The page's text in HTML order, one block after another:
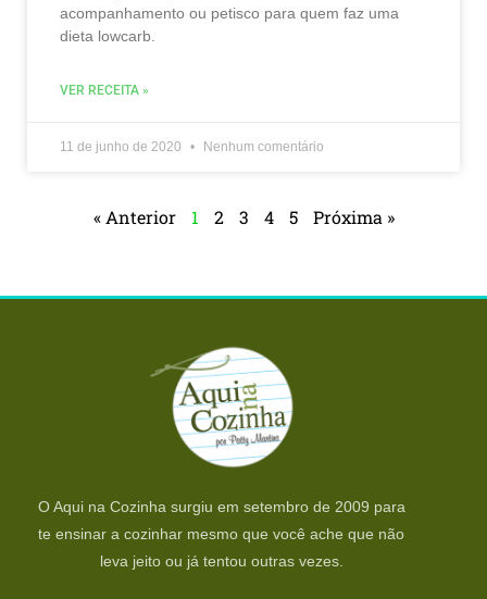
acompanhamento ou petisco para quem faz uma
dieta lowcarb.
VER RECEITA »
11 de junho de 2020 Nenhum comentário
« Anterior 1 2 3 4 5 Próxima »
O Aqui na Cozinha surgiu em setembro de 2009 para
te ensinar a cozinhar mesmo que você ache que não
leva jeito ou já tentou outras vezes.